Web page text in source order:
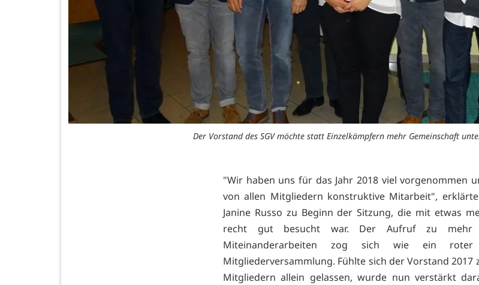
Der Vorstand des SGV möchte statt Einzelkämpfern mehr Gemeinschaft
"Wir haben uns für das Jahr 2018 viel vorgenommen
von allen Mitgliedern konstruktive Mitarbeit",
Janine Russo zu Beginn der Sitzung, die mit etwas
recht gut besucht war. Der Aufruf zu mehr
Miteinanderarbeiten zog sich wie ein
Mitgliederversammlung. Fühlte sich der Vorstand 2017
Mitgliedern allein gelassen, wurde nun verstärkt